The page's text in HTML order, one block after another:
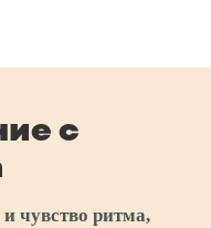
с
чувство ритма,